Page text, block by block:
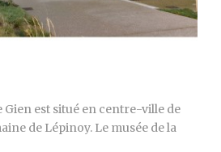
Gien est situé en centre-ville de
de Lépinoy. Le musée de la